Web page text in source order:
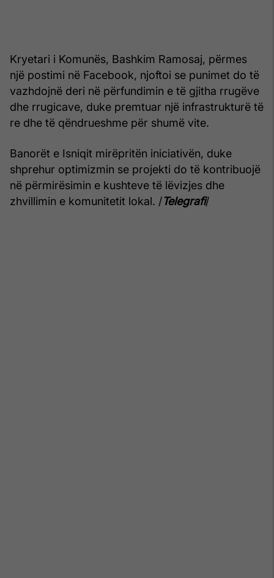
Kryetari i Komunës, Bashkim Ramosaj, përmes
një postimi në Facebook, njoftoi se punimet do të
vazhdojnë deri në përfundimin e të gjitha rrugëve
dhe rrugicave, duke premtuar një infrastrukturë të
re dhe të qëndrueshme për shumë vite.
Banorët e Isniqit mirëpritën iniciativën, duke
shprehur optimizmin se projekti do të kontribuojë
në përmirësimin e kushteve të lëvizjes dhe
zhvillimin e komunitetit lokal. /Telegrafi/